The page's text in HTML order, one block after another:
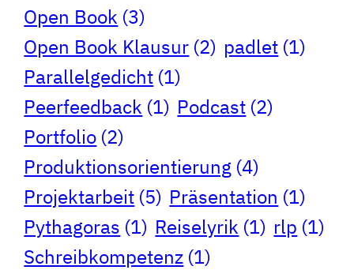
Open Book (3)
Open Book Klausur (2) padlet (1)
Parallelgedicht (1)
Peerfeedback (1) Podcast (2)
Portfolio (2)
Produktionsorientierung (4)
Projektarbeit (5) Präsentation (1)
Pythagoras (1) Reiselyrik (1) rlp (1)
Schreibkompetenz (1)